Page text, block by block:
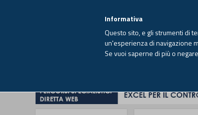
Informativa
Questo sito, e gli strumenti di
un'esperienza di navigazione
Se vuoi saperne di più o